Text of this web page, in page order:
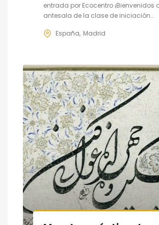
entrada por Ecocentro ¡Bienvenidos
antesala de la clase de iniciación...
España Madrid